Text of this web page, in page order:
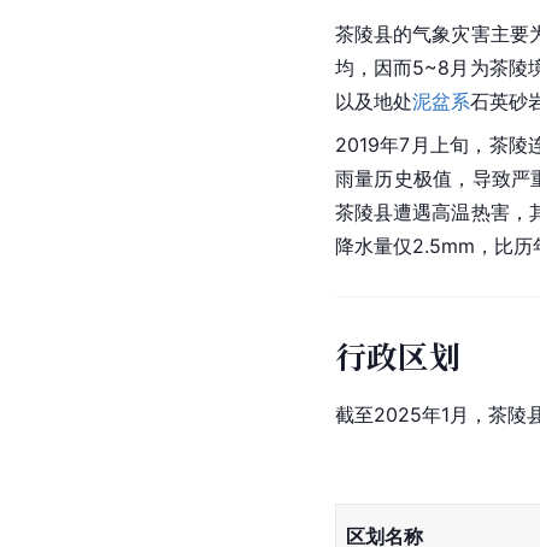
茶陵县的气象灾害主要
均，因而5~8月为茶陵
以及地处泥盆系石英砂
2019年7月上旬，茶陵
雨量历史极值 ，导致
茶陵县遭遇高温热害
降水量仅2.5mm，比
行政区划
截至2025年1月，茶陵
区划名称